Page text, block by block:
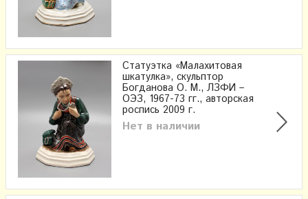
Статуэтка «Малахитовая
шкатулка», скульптор
Богданова О. М., ЛЗФИ –
ОЭЗ, 1967-73 гг., авторская
роспись 2009 г.
Нет в наличии